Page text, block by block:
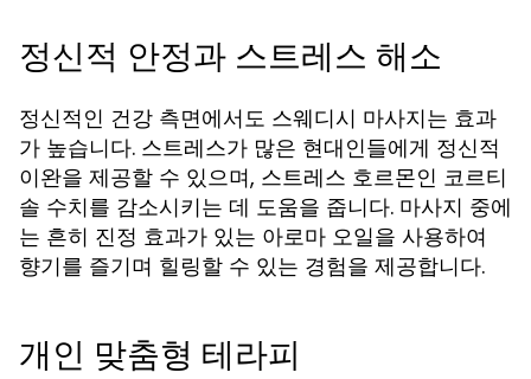
정신적 안정과 스트레스 해소
정신적인 건강 측면에서도 스웨디시 마사지는 효과
가 높습니다. 스트레스가 많은 현대인들에게 정신적
이완을 제공할 수 있으며, 스트레스 호르몬인 코르티
솔 수치를 감소시키는 데 도움을 줍니다. 마사지 중에
는 흔히 진정 효과가 있는 아로마 오일을 사용하여
향기를 즐기며 힐링할 수 있는 경험을 제공합니다.
개인 맞춤형 테라피